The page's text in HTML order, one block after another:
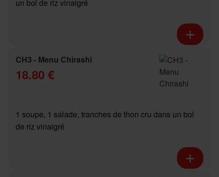
un bol de riz vinaigré
CH3 - Menu Chirashi
18.80 €
1 soupe, 1 salade, tranches de thon cru dans un bol
de riz vinaigré